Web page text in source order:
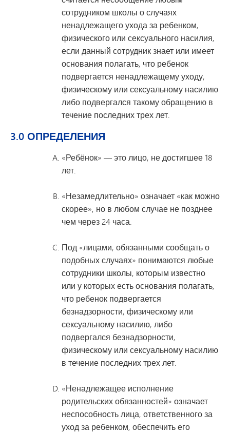
сотрудником школы о случаях
ненадлежащего ухода за ребенком,
физического или сексуального насилия,
если данный сотрудник знает или имеет
основания полагать, что ребенок
подвергается ненадлежащему уходу,
физическому или сексуальному насилию
либо подвергался такому обращению в
течение последних трех лет.
3.0 ОПРЕДЕЛЕНИЯ
«Ребёнок» — это лицо, не достигшее 18
лет.
«Незамедлительно» означает «как можно
скорее», но в любом случае не позднее
чем через 24 часа.
Под «лицами, обязанными сообщать о
подобных случаях» понимаются любые
сотрудники школы, которым известно
или у которых есть основания полагать,
что ребенок подвергается
безнадзорности, физическому или
сексуальному насилию, либо
подвергался безнадзорности,
физическому или сексуальному насилию
в течение последних трех лет.
«Ненадлежащее исполнение
родительских обязанностей» означает
неспособность лица, ответственного за
уход за ребенком, обеспечить его